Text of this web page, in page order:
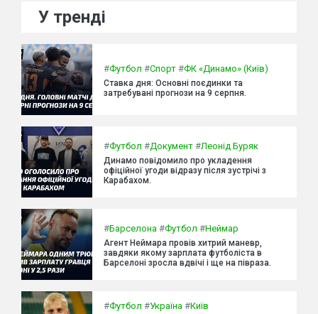
У тренді
#Футбол #Спорт #ФК «Динамо» (Київ)
Ставка дня: Основні поєдинки та
затребувані прогнози на 9 серпня.
#Футбол #Документ #Леонід Буряк
Динамо повідомило про укладення
офіційної угоди відразу після зустрічі з
Карабахом.
#Барселона #Футбол #Неймар
Агент Неймара провів хитрий маневр,
завдяки якому зарплата футболіста в
Барселоні зросла вдвічі і ще на півраза.
#Футбол #Україна #Київ